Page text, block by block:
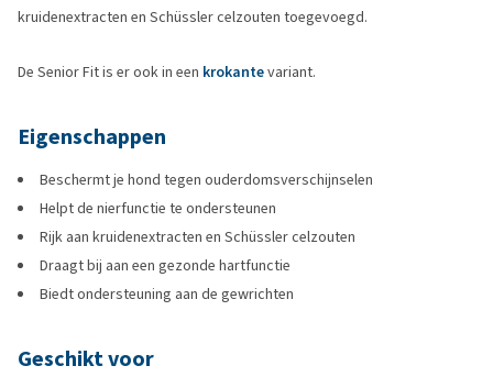
kruidenextracten en Schüssler celzouten toegevoegd.
De Senior Fit is er ook in een krokantevariant.
Eigenschappen
Beschermt je hond tegen ouderdomsverschijnselen
Helpt de nierfunctie te ondersteunen
Rijk aan kruidenextracten en Schüssler celzouten
Draagt bij aan een gezonde hartfunctie
Biedt ondersteuning aan de gewrichten
Geschikt voor